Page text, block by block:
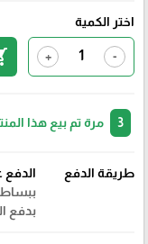
اختر الكمية
-
+
مرة تم بيع هذا
طريقة الدفع
الدفع
بدفع